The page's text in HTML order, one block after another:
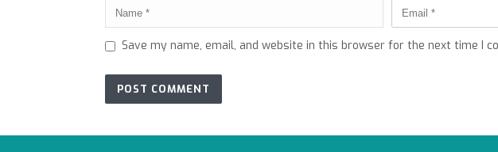
Save my name, email, and website in this browser for the next time I